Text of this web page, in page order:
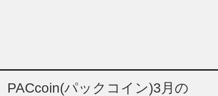
PACcoin(パックコイン)3月の